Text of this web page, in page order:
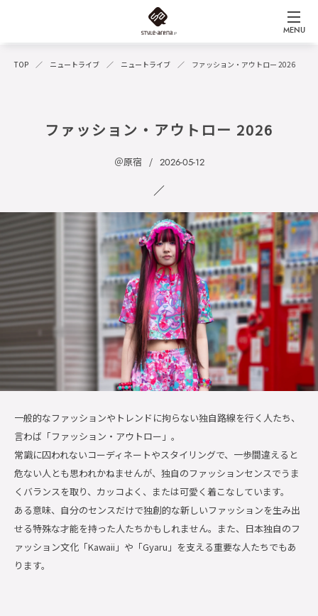
MENU
TOP ニュートライブ ニュートライブ ファッション・アウトロー 2026
ファッション・アウトロー 2026
＠原宿 2026-05-12
一般的なファッションやトレンドに拘らない独自路線を行く人たち、
言わば「ファッション・アウトロー」。
常識に囚われないコーディネートやスタイリングで、一歩間違えると
危ない人とも思われかねませんが、独自のファッションセンスでうま
くバランスを取り、カッコよく、または可愛く着こなしています。
ある意味、自分のセンスだけで独創的な新しいファッションを生み出
せる特殊な才能を持った人たちかもしれません。また、日本独自のフ
ァッション文化「Kawaii」や「Gyaru」を支える重要な人たちでもあ
ります。